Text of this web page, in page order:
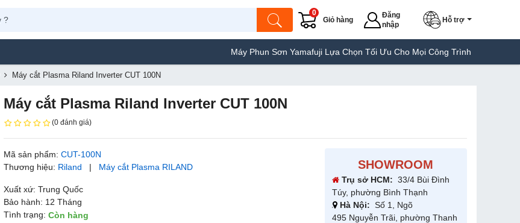
Giỏ hàng
0
Đăng
nhập
Hỗ trợ
Máy Phun Sơn Yamafuji Lựa Chọn Tối Ưu Cho Mọi Công Trình Máy Hàn Túi Yamafuji
Máy cắt Plasma Riland Inverter CUT 100N
Máy cắt Plasma Riland Inverter CUT 100N
(0 đánh giá)
Mã sản phẩm:CUT-100N
Thương hiệu: Riland | Máy cắt Plasma RILAND
Xuất xứ: Trung Quốc
Bảo hành: 12 Tháng
Tình trạng:Còn hàng
SHOWROOM
Trụ sở HCM: 33/4 Bùi Đình
Túy, phường Bình Thạnh
Hà Nội: Số 1, Ngõ
495 Nguyễn Trãi, phường Thanh